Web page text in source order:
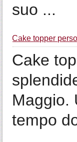
suo ...
Cake topper
Cake
Maggio.
tempo